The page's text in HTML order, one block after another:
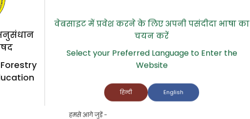
वेबसाइट में प्रवेश करने के लिए अपनी पसंदीदा भाषा का
चयन करें
Select your Preferred Language to Enter the
Website
हिन्दी English
हमसे आगे जुड़ें -